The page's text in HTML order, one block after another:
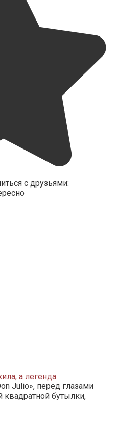
с друзьями:
а легенда
Julio», перед глазами
квадратной бутылки,